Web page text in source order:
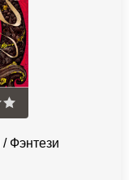
/ Фэнтези